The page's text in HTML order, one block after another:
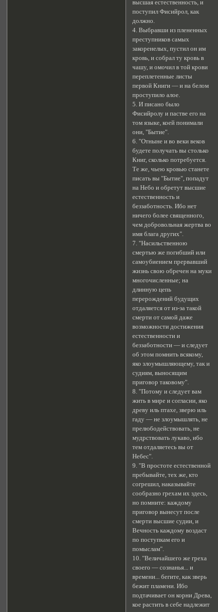
высшая естественность, и
поступил Фисийрол, как
должно.
4. Выбравши из плененных
преступников самых
закоренелых, пустил он им
кровь, и собрал ту кровь в
чашу, и омочил в той крови
переплетенные листы
первой Книги — и на белом
проступило алое.
5. И писано было
Фисийролу и пастве его на
том языке, коей понимали
они, "Бытие".
6. "Отныне и во веки веков
будете получать вы столько
Книг, сколько потребуется.
Те же, чьею кровью станете
писать вы "Бытие", попадут
на Небо и обретут высшие
естественность и
беззаботность. Ибо нет
ничего более священного,
чем добровольная жертва во
имя блага других".
7. "Насильственною
смертью же погибший или
самоубиением прервавший
жизнь свою обречен на муки
многочисленные; на
длинную цепь
перерождений будущих
отдаляется от из-за такой
смерти от самой даже
возможности достижения
естественности и
беззаботности — и следует
об этом помнить всякому,
яко злоумышляющему, так и
судиям, выносящим
приговор таковому".
8. "Потому и следует вам
жить в мире и согласии, яко
древу иль птахе, зверю иль
гаду — не злоумышлять, не
прелюбодействовать, не
мудрствовать лукаво, ибо
тем отдаляетесь вы от
Небес".
9. "В простоте естественной
пребывайте, тех же, кто
согрешил, наказывайте
сообразно грехам их здесь,
но помните: каждому
приговор вынесут после
смерти высшие судии, и
Вечность каждому воздаст
по поступкам его и
помыслам".
10. "Величайшего же греха
своего — сознанья... и
времени... бегите, как зверь
бежит пламени. Ибо
подтачивает он корни Древа,
кое растить в себе надлежит